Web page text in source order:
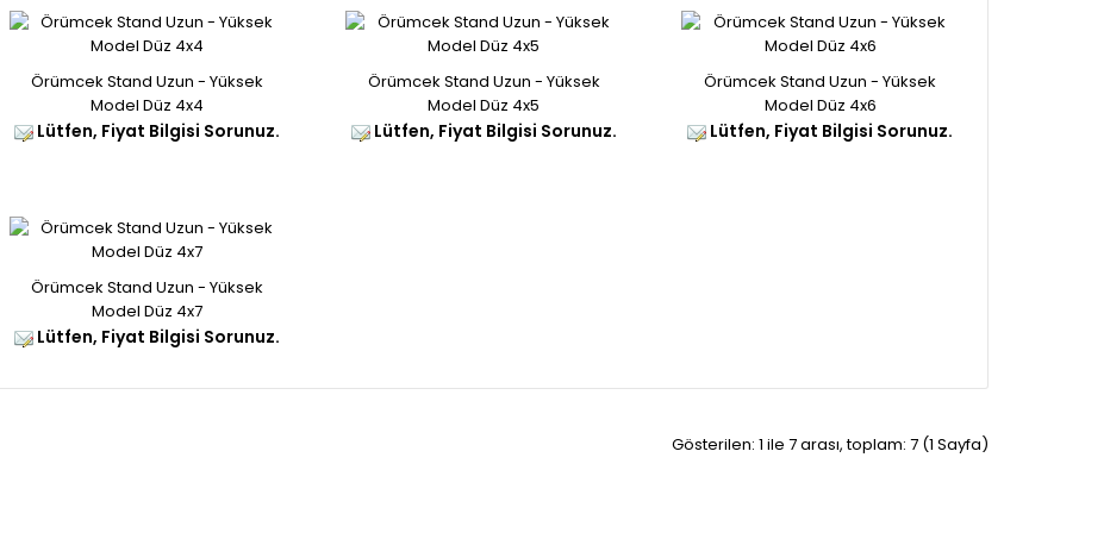
Örümcek Stand Uzun - Yüksek
Model Düz 4x4
Lütfen, Fiyat Bilgisi Sorunuz.
Örümcek Stand Uzun - Yüksek
Model Düz 4x5
Lütfen, Fiyat Bilgisi Sorunuz.
Örümcek Stand Uzun - Yüksek
Model Düz 4x6
Lütfen, Fiyat Bilgisi Sorunuz.
Örümcek Stand Uzun - Yüksek
Model Düz 4x7
Lütfen, Fiyat Bilgisi Sorunuz.
Gösterilen: 1 ile 7 arası, toplam: 7 (1 Sayfa)